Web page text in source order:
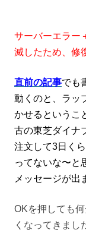
サーバーエラー
滅したため、修
直前の記事でも
動くのと、ラッ
かせるというこ
古の東芝ダイナ
注文して3日く
ってないな〜と
メッセージが出
OKを押しても
くなってきまし